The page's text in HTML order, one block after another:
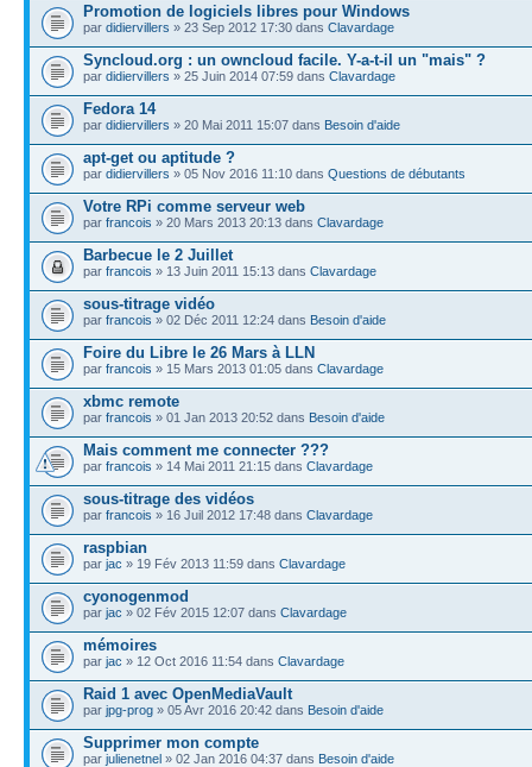
Promotion de logiciels libres pour Windows
par didiervillers » 23 Sep 2012 17:30 dans Clavardage
Syncloud.org : un owncloud facile. Y-a-t-il un "mais" ?
par didiervillers » 25 Juin 2014 07:59 dans Clavardage
Fedora 14
par didiervillers » 20 Mai 2011 15:07 dans Besoin d'aide
apt-get ou aptitude ?
par didiervillers » 05 Nov 2016 11:10 dans Questions de débutants
Votre RPi comme serveur web
par francois » 20 Mars 2013 20:13 dans Clavardage
Barbecue le 2 Juillet
par francois » 13 Juin 2011 15:13 dans Clavardage
sous-titrage vidéo
par francois » 02 Déc 2011 12:24 dans Besoin d'aide
Foire du Libre le 26 Mars à LLN
par francois » 15 Mars 2013 01:05 dans Clavardage
xbmc remote
par francois » 01 Jan 2013 20:52 dans Besoin d'aide
Mais comment me connecter ???
par francois » 14 Mai 2011 21:15 dans Clavardage
sous-titrage des vidéos
par francois » 16 Juil 2012 17:48 dans Clavardage
raspbian
par jac » 19 Fév 2013 11:59 dans Clavardage
cyonogenmod
par jac » 02 Fév 2015 12:07 dans Clavardage
mémoires
par jac » 12 Oct 2016 11:54 dans Clavardage
Raid 1 avec OpenMediaVault
par jpg-prog » 05 Avr 2016 20:42 dans Besoin d'aide
Supprimer mon compte
par julienetnel » 02 Jan 2016 04:37 dans Besoin d'aide